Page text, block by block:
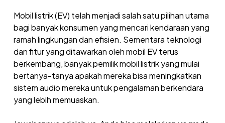
Mobil listrik (EV) telah menjadi salah satu pilihan utama
bagi banyak konsumen yang mencari kendaraan yang
ramah lingkungan dan efisien. Sementara teknologi
dan fitur yang ditawarkan oleh mobil EV terus
berkembang, banyak pemilik mobil listrik yang mulai
bertanya-tanya apakah mereka bisa meningkatkan
sistem audio mereka untuk pengalaman berkendara
yang lebih memuaskan.